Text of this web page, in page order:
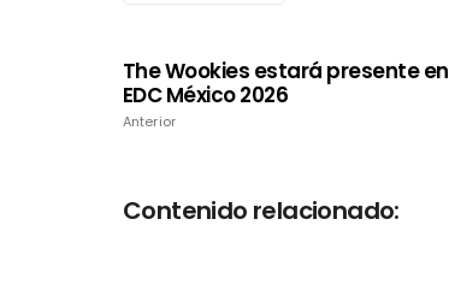
The Wookies estará presente en
EDC México 2026
Anterior
Contenido relacionado: